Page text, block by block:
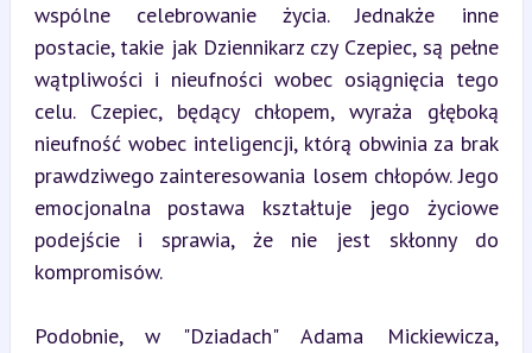
wspólne celebrowanie życia. Jednakże inne
postacie, takie jak Dziennikarz czy Czepiec, są pełne
wątpliwości i nieufności wobec osiągnięcia tego
celu. Czepiec, będący chłopem, wyraża głęboką
nieufność wobec inteligencji, którą obwinia za brak
prawdziwego zainteresowania losem chłopów. Jego
emocjonalna postawa kształtuje jego życiowe
podejście i sprawia, że nie jest skłonny do
kompromisów.
Podobnie, w "Dziadach" Adama Mickiewicza,